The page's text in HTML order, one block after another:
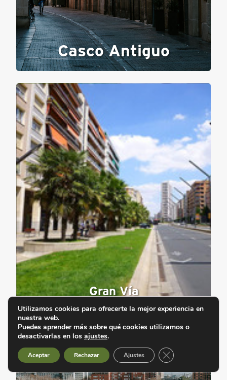
Casco Antiguo
Gran Vía
Utilizamos cookies para ofrecerte la mejor experiencia en
nuestra web.
Puedes aprender más sobre qué cookies utilizamos o
desactivarlas en los ajustes.
Aceptar Rechazar Ajustes Cerrar el banner